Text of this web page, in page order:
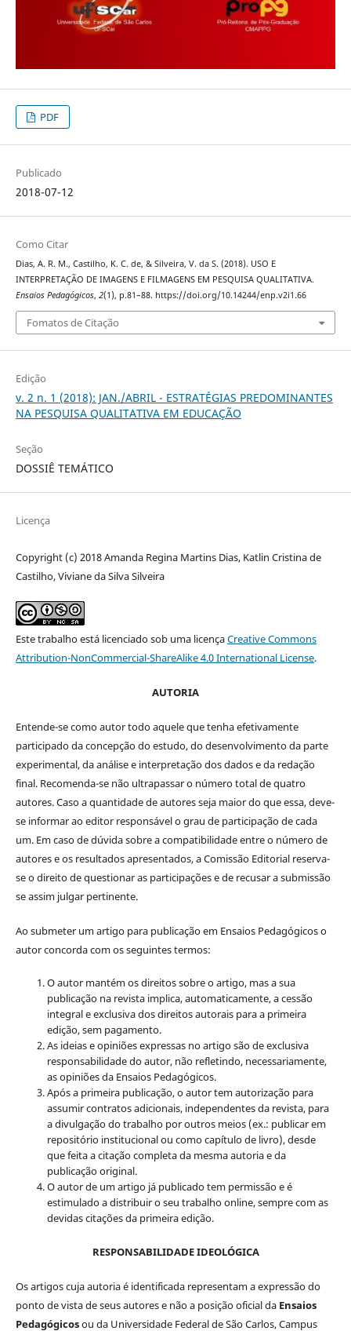
PDF
Publicado
2018-07-12
Como Citar
Dias, A. R. M., Castilho, K. C. de, & Silveira, V. da S. (2018). USO E
INTERPRETAÇÃO DE IMAGENS E FILMAGENS EM PESQUISA QUALITATIVA.
Ensaios Pedagógicos, 2(1), p.81–88. https://doi.org/10.14244/enp.v2i1.66
Fomatos de Citação
Edição
v. 2 n. 1 (2018): JAN./ABRIL - ESTRATÉGIAS PREDOMINANTES
NA PESQUISA QUALITATIVA EM EDUCAÇÃO
Seção
DOSSIÊ TEMÁTICO
Licença
Copyright (c) 2018 Amanda Regina Martins Dias, Katlin Cristina de
Castilho, Viviane da Silva Silveira
Este trabalho está licenciado sob uma licençaCreative Commons
Attribution-NonCommercial-ShareAlike 4.0 International License.
AUTORIA
Entende-se como autor todo aquele que tenha efetivamente
participado da concepção do estudo, do desenvolvimento da parte
experimental, da análise e interpretação dos dados e da redação
final. Recomenda-se não ultrapassar o número total de quatro
autores. Caso a quantidade de autores seja maior do que essa, deve-
se informar ao editor responsável o grau de participação de cada
um. Em caso de dúvida sobre a compatibilidade entre o número de
autores e os resultados apresentados, a Comissão Editorial reserva-
se o direito de questionar as participações e de recusar a submissão
se assim julgar pertinente.
Ao submeter um artigo para publicação em Ensaios Pedagógicos o
autor concorda com os seguintes termos:
O autor mantém os direitos sobre o artigo, mas a sua
publicação na revista implica, automaticamente, a cessão
integral e exclusiva dos direitos autorais para a primeira
edição, sem pagamento.
As ideias e opiniões expressas no artigo são de exclusiva
responsabilidade do autor, não refletindo, necessariamente,
as opiniões da Ensaios Pedagógicos.
Após a primeira publicação, o autor tem autorização para
assumir contratos adicionais, independentes da revista, para
a divulgação do trabalho por outros meios (ex.: publicar em
repositório institucional ou como capítulo de livro), desde
que feita a citação completa da mesma autoria e da
publicação original.
O autor de um artigo já publicado tem permissão e é
estimulado a distribuir o seu trabalho online, sempre com as
devidas citações da primeira edição.
RESPONSABILIDADE IDEOLÓGICA
Os artigos cuja autoria é identificada representam a expressão do
ponto de vista de seus autores e não a posição oficial da Ensaios
Pedagógicosou da Universidade Federal de São Carlos, Campus